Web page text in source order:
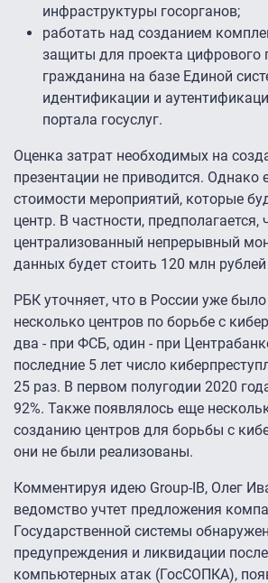
инфраструктуры госорганов;
работать над созданием
защиты для проекта цифрового
гражданина на базе Единой
идентификации и
портала госуслуг.
Оценка затрат необходимых на
презентации не приводится. Однако
стоимости мероприятий, которые
центр. В частности, предполагается,
централизованный непрерывный
данных будет стоить 120 млн рублей
РБК уточняет, что в России уже
несколько центров по борьбе с
два - при ФСБ, один - при
последние 5 лет число
25 раз. В первом полугодии 2020
92%. Также появлялось еще
созданию центров для борьбы с
они не были реализованы.
Комментируя идею Group-IB, Олег
ведомство учтет предложения
Государственной системы
предупреждения и ликвидации
компьютерных атак (ГосСОПКА),